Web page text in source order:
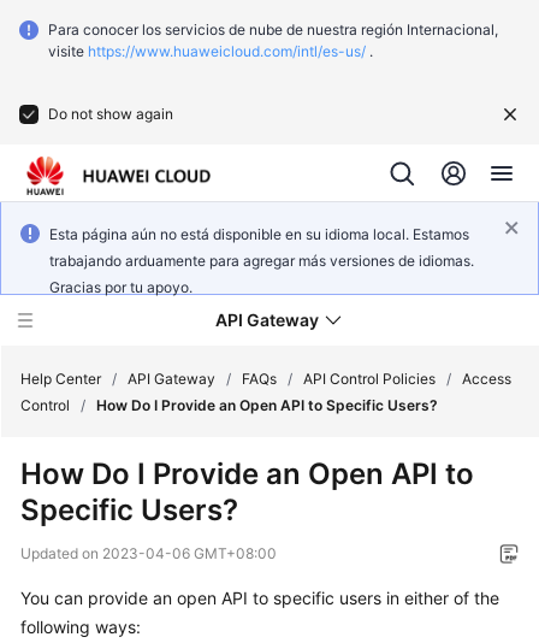
Para conocer los servicios de nube de nuestra región Internacional,
visite https://www.huaweicloud.com/intl/es-us/ .
Do not show again
Esta página aún no está disponible en su idioma local. Estamos
trabajando arduamente para agregar más versiones de idiomas.
Gracias por tu apoyo.
API Gateway
New
Bulletin
Service
Help Center / API Gateway / FAQs / API Control Policies / Access
Control
/ How Do I Provide an Open API to Specific Users?
How Do I Provide an Open API to
Specific Users?
Updated on 2023-04-06 GMT+08:00
You can provide an open API to specific users in either of the
following ways: